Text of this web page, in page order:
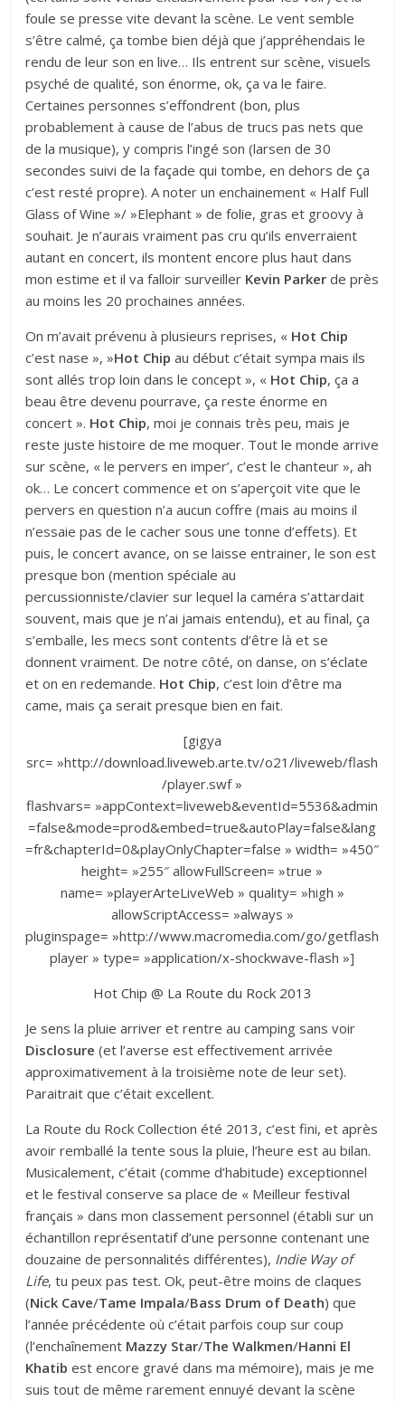
foule se presse vite devant la scène. Le vent semble
s’être calmé, ça tombe bien déjà que j’appréhendais le
rendu de leur son en live… Ils entrent sur scène, visuels
psyché de qualité, son énorme, ok, ça va le faire.
Certaines personnes s’effondrent (bon, plus
probablement à cause de l’abus de trucs pas nets que
de la musique), y compris l’ingé son (larsen de 30
secondes suivi de la façade qui tombe, en dehors de ça
c’est resté propre). A noter un enchainement « Half Full
Glass of Wine »/ »Elephant » de folie, gras et groovy à
souhait. Je n’aurais vraiment pas cru qu’ils enverraient
autant en concert, ils montent encore plus haut dans
mon estime et il va falloir surveiller Kevin Parker de près
au moins les 20 prochaines années.
On m’avait prévenu à plusieurs reprises, « Hot Chip
c’est nase », »Hot Chip au début c’était sympa mais ils
sont allés trop loin dans le concept », « Hot Chip, ça a
beau être devenu pourrave, ça reste énorme en
concert ». Hot Chip, moi je connais très peu, mais je
reste juste histoire de me moquer. Tout le monde arrive
sur scène, « le pervers en imper’, c’est le chanteur », ah
ok… Le concert commence et on s’aperçoit vite que le
pervers en question n’a aucun coffre (mais au moins il
n’essaie pas de le cacher sous une tonne d’effets). Et
puis, le concert avance, on se laisse entrainer, le son est
presque bon (mention spéciale au
percussionniste/clavier sur lequel la caméra s’attardait
souvent, mais que je n’ai jamais entendu), et au final, ça
s’emballe, les mecs sont contents d’être là et se
donnent vraiment. De notre côté, on danse, on s’éclate
et on en redemande. Hot Chip, c’est loin d’être ma
came, mais ça serait presque bien en fait.
[gigya
src= »http://download.liveweb.arte.tv/o21/liveweb/flash
/player.swf »
flashvars= »appContext=liveweb&eventId=5536&admin
=false&mode=prod&embed=true&autoPlay=false&lang
=fr&chapterId=0&playOnlyChapter=false » width= »450″
height= »255″ allowFullScreen= »true »
name= »playerArteLiveWeb » quality= »high »
allowScriptAccess= »always »
pluginspage= »http://www.macromedia.com/go/getflash
player » type= »application/x-shockwave-flash »]
Hot Chip @ La Route du Rock 2013
Je sens la pluie arriver et rentre au camping sans voir
Disclosure (et l’averse est effectivement arrivée
approximativement à la troisième note de leur set).
Paraitrait que c’était excellent.
La Route du Rock Collection été 2013, c’est fini, et après
avoir remballé la tente sous la pluie, l’heure est au bilan.
Musicalement, c’était (comme d’habitude) exceptionnel
et le festival conserve sa place de « Meilleur festival
français » dans mon classement personnel (établi sur un
échantillon représentatif d’une personne contenant une
douzaine de personnalités différentes), Indie Way of
Life, tu peux pas test. Ok, peut-être moins de claques
(Nick Cave/Tame Impala/Bass Drum of Death) que
l’année précédente où c’était parfois coup sur coup
(l’enchaînement Mazzy Star/The Walkmen/Hanni El
Khatib est encore gravé dans ma mémoire), mais je me
suis tout de même rarement ennuyé devant la scène